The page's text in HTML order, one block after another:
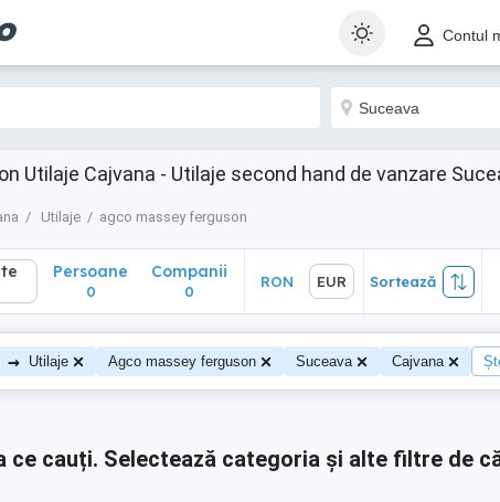
Contul
Utilaje Cajvana - Utilaje second hand de vanzare
Utilaje agco massey ferguson
Sortează
Persoane
0
Companii
0
RON EUR Sortează
→ Utilaje Agco massey ferguson Suceava Cajvana
ce cauți. Selectează categoria și alte filtre de